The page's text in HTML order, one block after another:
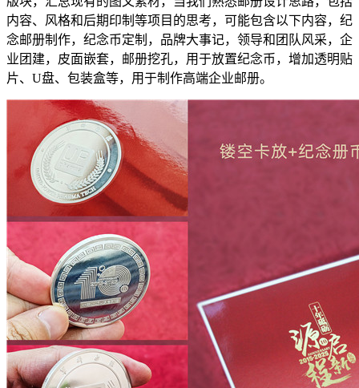
内容、风格和后期印制等项目的思考，可能包含以下内容，纪
念邮册制作，纪念币定制，品牌大事记，领导和团队风采，企
业团建，皮面嵌套，邮册挖孔，用于放置纪念币，增加透明贴
片、U盘、包装盒等，用于制作高端企业邮册。